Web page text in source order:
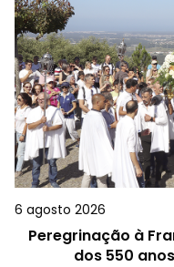
6 agosto 2026
Peregrinação à
dos 550